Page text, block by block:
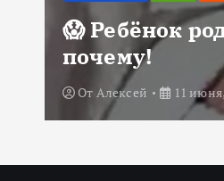
😱 Ребёнок
почему!
От Алексей 11